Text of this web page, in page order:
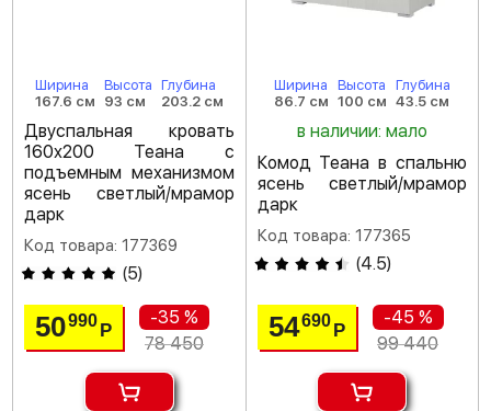
Ширина
167.6 см
Высота
93 см
Глубина
203.2 см
Двуспальная кровать
160х200 Теана с
подъемным механизмом
ясень светлый/мрамор
дарк
Код товара: 177369
(5)
50990Р
-35 %
78 450
Ширина
86.7 см
Высота
100 см
Глубина
43.5 см
в наличии: мало
Комод Теана в спальню
ясень светлый/мрамор
дарк
Код товара: 177365
(4.5)
54690 Р
-45 %
99 440